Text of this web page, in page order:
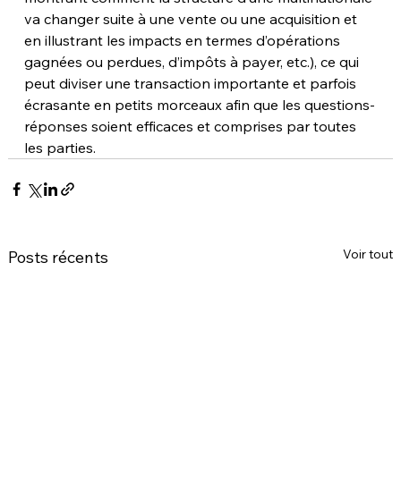
va changer suite à une vente ou une acquisition et
en illustrant les impacts en termes d’opérations
gagnées ou perdues, d’impôts à payer, etc.), ce qui
peut diviser une transaction importante et parfois
écrasante en petits morceaux afin que les questions-
réponses soient efficaces et comprises par toutes
les parties.
Posts récents Voir tout